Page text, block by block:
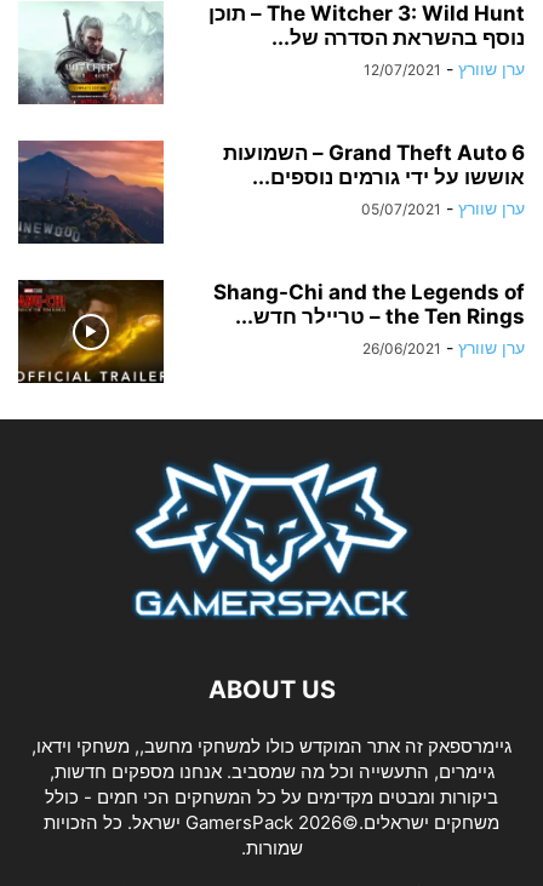
The Witcher 3: Wild Hunt – תוכן
נוסף בהשראת הסדרה של...
ערן שוורץ -
12/07/2021
Grand Theft Auto 6 – השמועות
אוששו על ידי גורמים נוספים...
ערן שוורץ -
05/07/2021
Shang-Chi and the Legends of
the Ten Rings – טריילר חדש...
ערן שוורץ -
26/06/2021
ABOUT US
גיימרספאק זה אתר המוקדש כולו למשחקי מחשב,, משחקי וידאו,
גיימרים, התעשייה וכל מה שמסביב. אנחנו מספקים חדשות,
ביקורות ומבטים מקדימים על כל המשחקים הכי חמים - כולל
משחקים ישראלים.©2026 GamersPack ישראל. כל הזכויות
שמורות.